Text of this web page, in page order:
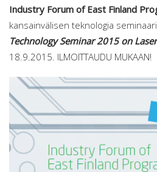
Industry Forum of East Finland
kansainvälisen teknologia
Technology Seminar 2015 on
18.9.2015. ILMOITTAUDU MUKAAN!